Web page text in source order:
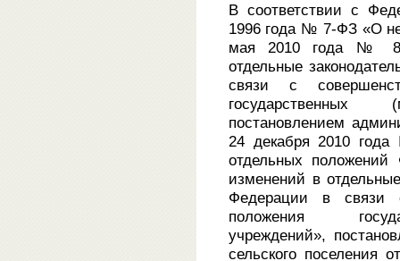
В соответствии с
1996 года № 7-ФЗ «О
мая 2010 года №
отдельные
связи с
государственных
постановлением
24 декабря 2010
отдельных положений
изменений в
Федерации в связи
положения
учреждений»,
сельского